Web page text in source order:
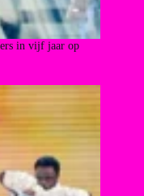
in vijf jaar op